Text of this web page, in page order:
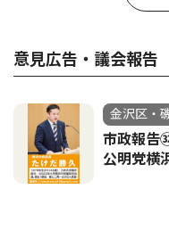
意見広告・議会報告
金沢区・
市政報告
公明党横